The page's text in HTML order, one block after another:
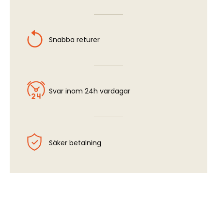
Snabba returer
Svar inom 24h vardagar
Säker betalning